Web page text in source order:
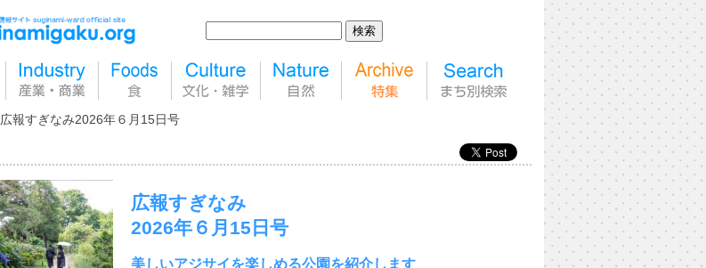
広報すぎなみ2026年６月15日号
広報すぎなみ
2026年６月15日号
美しいアジサイを楽しめる公園を紹介します